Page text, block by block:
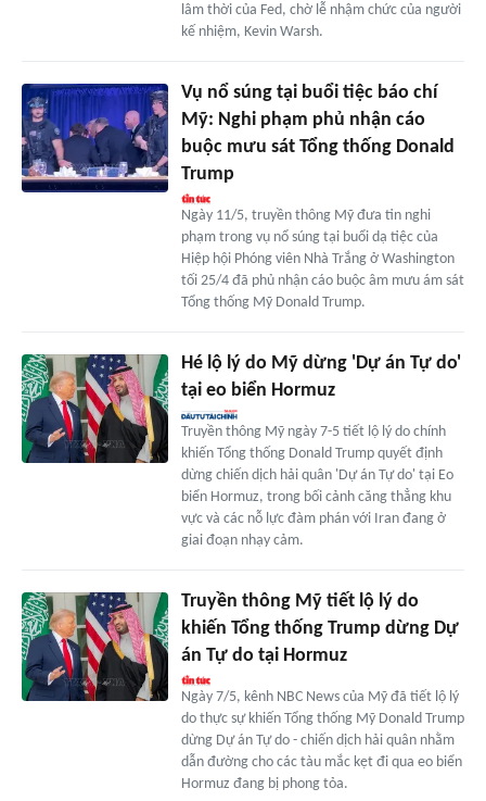
lâm thời của Fed, chờ lễ nhậm chức của người
kế nhiệm, Kevin Warsh.
Vụ nổ súng tại buổi tiệc báo chí
Mỹ: Nghi phạm phủ nhận cáo
buộc mưu sát Tổng thống Donald
Trump
Ngày 11/5, truyền thông Mỹ đưa tin nghi
phạm trong vụ nổ súng tại buổi dạ tiệc của
Hiệp hội Phóng viên Nhà Trắng ở Washington
tối 25/4 đã phủ nhận cáo buộc âm mưu ám sát
Tổng thống Mỹ Donald Trump.
Hé lộ lý do Mỹ dừng 'Dự án Tự do'
tại eo biển Hormuz
Truyền thông Mỹ ngày 7-5 tiết lộ lý do chính
khiến Tổng thống Donald Trump quyết định
dừng chiến dịch hải quân 'Dự án Tự do' tại Eo
biển Hormuz, trong bối cảnh căng thẳng khu
vực và các nỗ lực đàm phán với Iran đang ở
giai đoạn nhạy cảm.
Truyền thông Mỹ tiết lộ lý do
khiến Tổng thống Trump dừng Dự
án Tự do tại Hormuz
Ngày 7/5, kênh NBC News của Mỹ đã tiết lộ lý
do thực sự khiến Tổng thống Mỹ Donald Trump
dừng Dự án Tự do - chiến dịch hải quân nhằm
dẫn đường cho các tàu mắc kẹt đi qua eo biển
Hormuz đang bị phong tỏa.